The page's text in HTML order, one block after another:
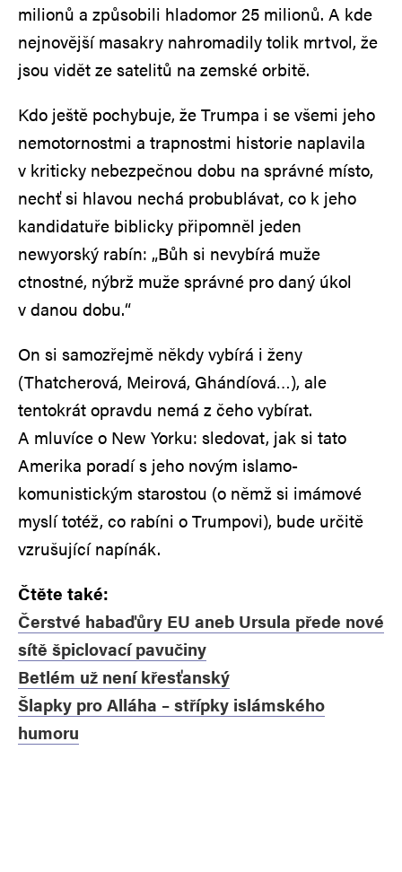
milionů a způsobili hladomor 25 milionů. A kde
nejnovější masakry nahromadily tolik mrtvol, že
jsou vidět ze satelitů na zemské orbitě.
Kdo ještě pochybuje, že Trumpa i se všemi jeho
nemotornostmi a trapnostmi historie naplavila
v kriticky nebezpečnou dobu na správné místo,
nechť si hlavou nechá probublávat, co k jeho
kandidatuře biblicky připomněl jeden
newyorský rabín: „Bůh si nevybírá muže
ctnostné, nýbrž muže správné pro daný úkol
v danou dobu.“
On si samozřejmě někdy vybírá i ženy
(Thatcherová, Meirová, Ghándíová…), ale
tentokrát opravdu nemá z čeho vybírat.
A mluvíce o New Yorku: sledovat, jak si tato
Amerika poradí s jeho novým islamo-
komunistickým starostou (o němž si imámové
myslí totéž, co rabíni o Trumpovi), bude určitě
vzrušující napínák.
Čtěte také:
Čerstvé habaďůry EU aneb Ursula přede nové
sítě špiclovací pavučiny
Betlém už není křesťanský
Šlapky pro Alláha – střípky islámského
humoru